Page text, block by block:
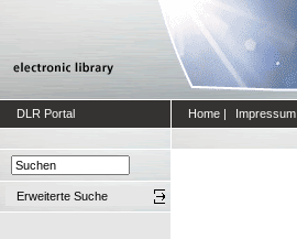
DLR Portal Home | Impressum
Erweiterte Suche